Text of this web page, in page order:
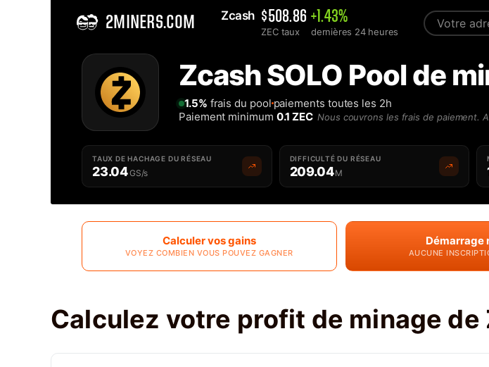
2MINERS.COM Zcash $508.86
ZEC taux
+1.43%
dernières 24 heures
Minage SOLO de Pool Zcash ZEC - 2MinersZcash SOLO Pool de
1.5% frais du poolpaiements toutes les 2h
Paiement minimum 0.1 ZEC Nous couvrons les frais de paiement.
TAUX DE HACHAGE DU RÉSEAU
23.04GS/s
DIFFICULTÉ DU RÉSEAU
209.04M
Calculer vos gains
VOYEZ COMBIEN VOUS POUVEZ GAGNER
Démarrage
AUCUNE
Calculez votre profit de minage de